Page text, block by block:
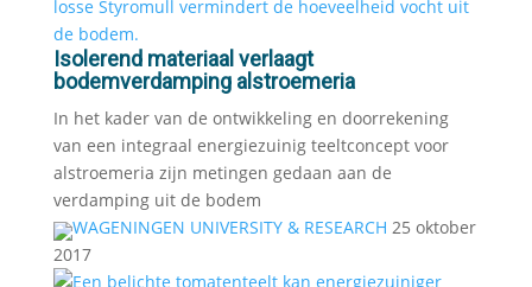
Isolerend materiaal verlaagt
bodemverdamping alstroemeria
In het kader van de ontwikkeling en doorrekening
van een integraal energiezuinig teeltconcept voor
alstroemeria zijn metingen gedaan aan de
verdamping uit de bodem
WAGENINGEN UNIVERSITY & RESEARCH 25 oktober
2017